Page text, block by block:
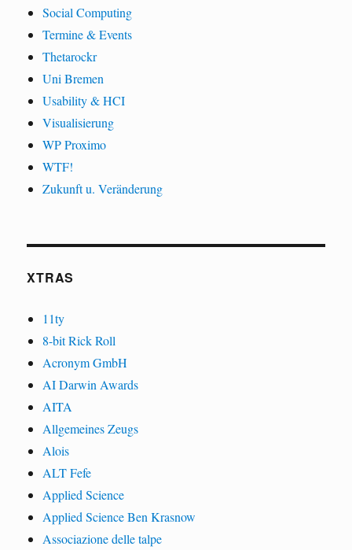
Social Computing
Termine & Events
Thetarockr
Uni Bremen
Usability & HCI
Visualisierung
WP Proximo
WTF!
Zukunft u. Veränderung
XTRAS
11ty
8-bit Rick Roll
Acronym GmbH
AI Darwin Awards
AITA
Allgemeines Zeugs
Alois
ALT Fefe
Applied Science
Applied Science Ben Krasnow
Associazione delle talpe